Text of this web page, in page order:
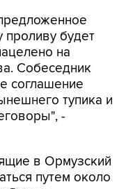
будет
на
Собеседник
соглашение
тупика и
-
в Ормузский
путем около